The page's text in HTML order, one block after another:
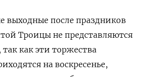
выходные после праздников
Троицы не представляются
как эти торжества
на воскресенье,